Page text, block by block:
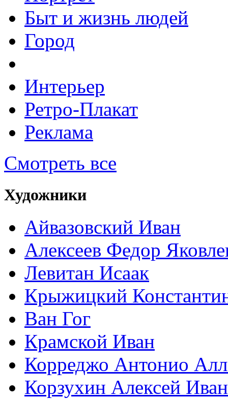
Быт и жизнь людей
Город
Интерьер
Ретро-Плакат
Реклама
Смотреть все
Художники
Айвазовский Иван
Алексеев Федор
Левитан Исаак
Крыжицкий
Ван Гог
Крамской Иван
Корреджо Антонио
Корзухин Алексей